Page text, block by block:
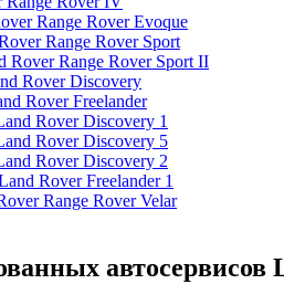
Range Rover Evoque
Range Rover Sport
Rover Range Rover Sport II
Rover Discovery
Rover Freelander
Rover Discovery 1
Rover Discovery 5
Rover Discovery 2
Rover Freelander 1
Range Rover Velar
автосервисов